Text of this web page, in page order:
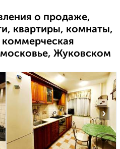
о продаже,
квартиры, комнаты,
Жуковском
›